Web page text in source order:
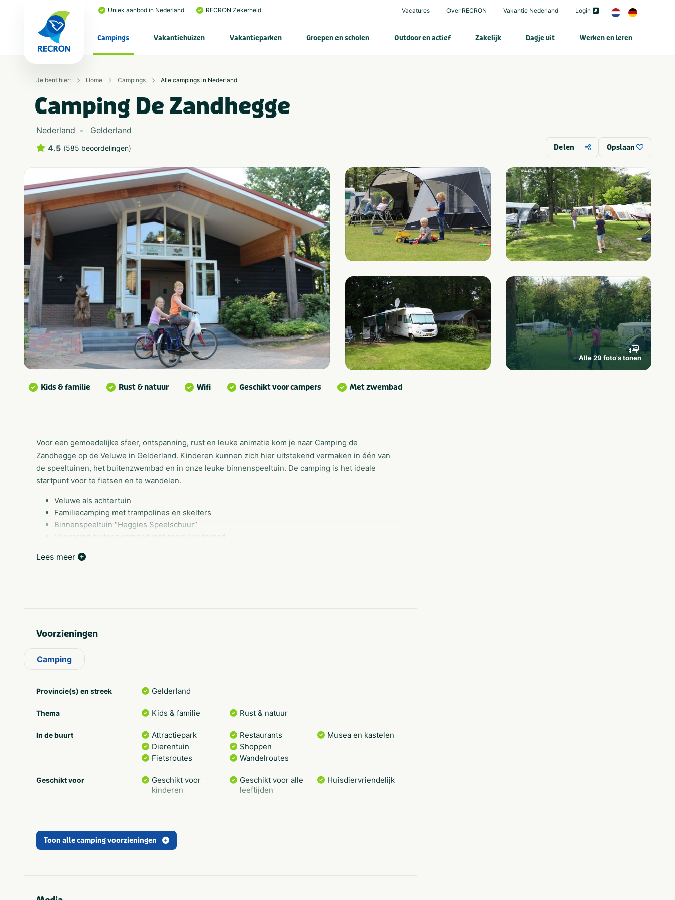
Uniek aanbod in Nederland RECRON Zekerheid Vacatures Over RECRON Vakantie Nederland Login
Campings Vakantiehuizen Vakantieparken Groepen en scholen Outdoor en actief Zakelijk Dagje uit Werken en leren
Je bent hier: Home Campings Alle campings in Nederland
Camping De Zandhegge
Nederland
Gelderland
4.5 (585 beoordelingen) Delen Opslaan
Alle 29 foto's tonen
Kids & familie Rust & natuur Wifi Geschikt voor campers Met zwembad
Voor een gemoedelijke sfeer, ontspanning, rust en leuke animatie kom je naar Camping de
Zandhegge op de Veluwe in Gelderland. Kinderen kunnen zich hier uitstekend vermaken in één van
de speeltuinen, het buitenzwembad en in onze leuke binnenspeeltuin. De camping is het ideale
startpunt voor te fietsen en te wandelen.
Veluwe als achtertuin
Familiecamping met trampolines en skelters
Binnenspeeltuin “Heggies Speelschuur”
Verwarmd buitenzwembad met apart kleuterbad
Lees meer
Voorzieningen
Camping
Provincie(s) en streek Gelderland
Thema Kids & familie Rust & natuur
In de buurt
Attractiepark
Dierentuin
Fietsroutes
Restaurants
Shoppen
Wandelroutes
Musea en kastelen
Geschikt voor
Geschikt voor
kinderen
Geschikt voor alle
leeftijden
Huisdiervriendelijk
Soort huuraccommodatie
Stacaravan
Chalet
Toon alle camping voorzieningen